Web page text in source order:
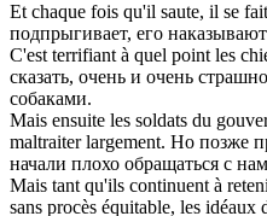
Et chaque fois qu'il saute, il se fait
подпрыгивает, его
C'est terrifiant à quel point les
сказать, очень и очень
собаками.
Mais ensuite les soldats du
maltraiterlargement. Но позже
начали плохо обращаться с
Mais tant qu'ils continuent à
sans procès équitable, les idéaux